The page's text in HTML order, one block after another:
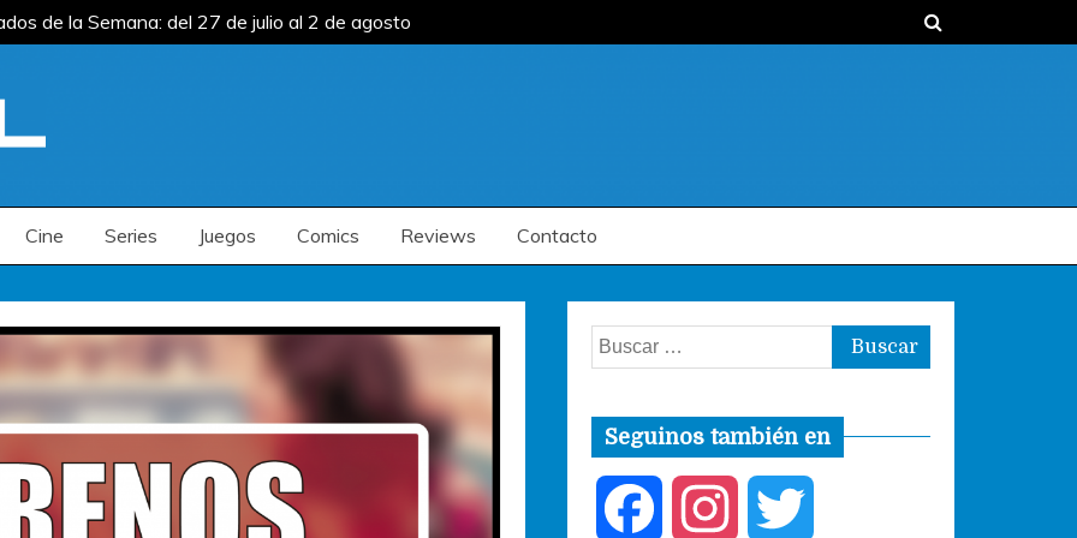
de la Semana: del 27 de julio al 2 de agosto
de la Semana: del 27 de julio al 2 de agosto
de la Semana: del 13 al 19 de julio
Cine Series Juegos Comics Reviews Contacto
Buscar:
Seguinos también en